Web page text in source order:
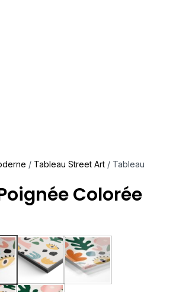
/ Tableau Street Art / Tableau
Colorée
Monté Sur Châssis
Tableau Cadre Flottant
Tableau Plexiglas